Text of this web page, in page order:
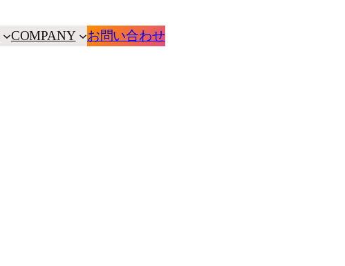
COMPANY お問い合わせ